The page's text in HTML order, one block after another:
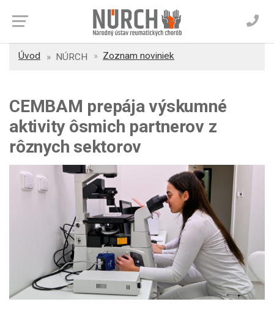
Úvod NÚRCH Zoznam noviniek
CEMBAM prepája výskumné
aktivity ôsmich partnerov z
rôznych sektorov